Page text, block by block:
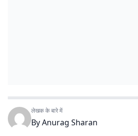
लेखक के बारे में
ByAnurag Sharan